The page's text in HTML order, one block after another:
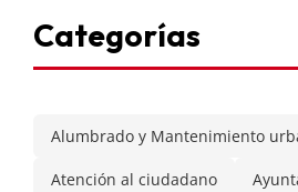
Categorías
Alumbrado y Mantenimiento
Atención al ciudadano